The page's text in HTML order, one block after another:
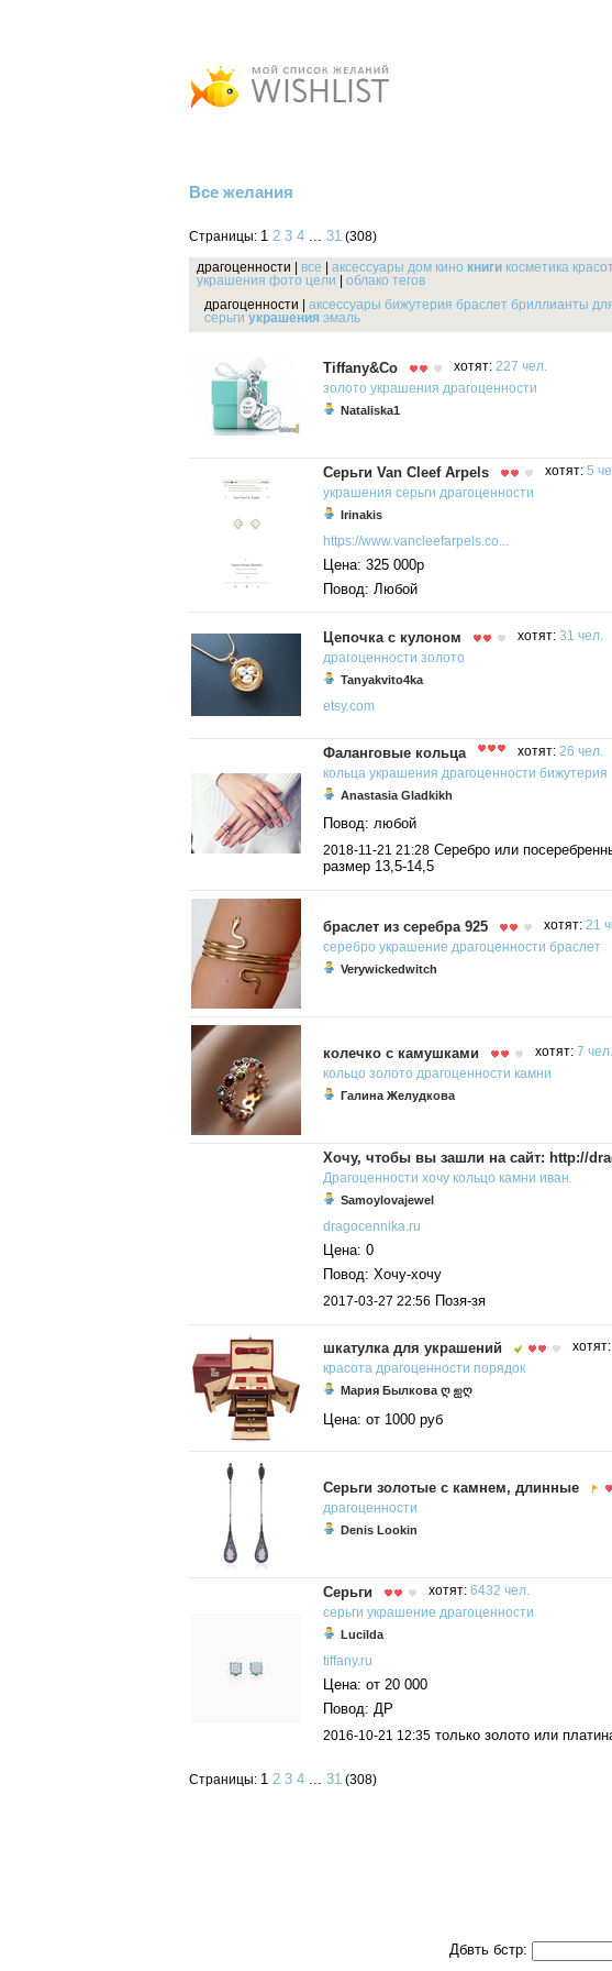
Все желания
Страницы: 1 2 3 4 ... 31 (308)
драгоценности все аксессуары дом кино книги косметика
украшения фото цели
облако тегов
драгоценности
аксессуары бижутерия браслет бриллианты
серьги украшения эмаль
Tiffany&Co хотят: 227 чел.
золото украшения драгоценности
Nataliska1
Серьги Van Cleef Arpels хотят: 5
украшения серьги драгоценности
Irinakis
https://www.vancleefarpels.co...
Цена: 325 000р
Повод: Любой
Цепочка с кулоном хотят: 31 чел.
драгоценности золото
Tanyakvito4ka
etsy.com
Фаланговые кольца хотят: 26 чел.
кольца украшения драгоценности бижутерия
Anastasia Gladkikh
Повод: любой
2018-11-21 21:28 Серебро или
размер 13,5-14,5
браслет из серебра 925 хотят: 21
серебро украшение драгоценности браслет
Verywickedwitch
колечко с камушками хотят: 7 чел.
кольцо золото драгоценности камни
Галина Желудкова
Хочу, чтобы вы зашли на сайт: http://
Драгоценности хочу кольцо камни иван.
Samoylovajewel
dragocennika.ru
Цена: 0
Повод: Хочу-хочу
2017-03-27 22:56 Позя-зя
шкатулка для украшений хотят:
красота драгоценности порядок
Мария Былкова ღ ஐღ
Цена: от 1000 руб
Серьги золотые с камнем, длинные
драгоценности
Denis Lookin
Серьги хотят: 6432 чел.
серьги украшение драгоценности
Lucilda
tiffany.ru
Цена: от 20 000
Повод: ДР
2016-10-21 12:35 только золото или
Страницы: 1 2 3 4 ... 31 (308)
Дбвть бстр: